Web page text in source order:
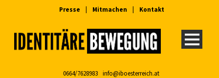
Presse Mitmachen Kontakt
0664/7628983 info@iboesterreich.at